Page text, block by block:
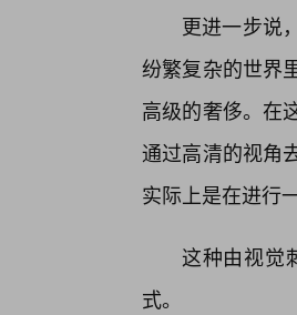
更进一步说
纷繁复杂的世界
高级的奢侈。在
通过高清的视角
实际上是在进行
这种由视觉
式。